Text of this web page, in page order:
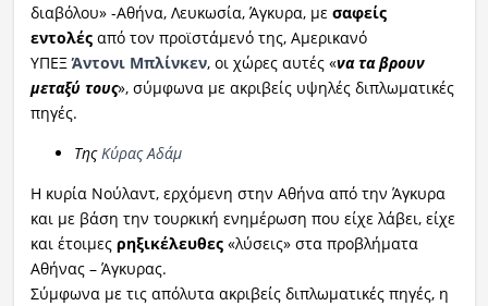
διαβόλου» -Αθήνα, Λευκωσία, Άγκυρα, με σαφείς
εντολέςαπό τον προϊστάμενό της, Αμερικανό
ΥΠΕΞΆντονι Μπλίνκεν, οι χώρες αυτές «να τα βρουν
μεταξύ τους», σύμφωνα με ακριβείς υψηλές διπλωματικές
πηγές.
ΤηςΚύρας Αδάμ
Η κυρία Νούλαντ, ερχόμενη στην Αθήνα από την Άγκυρα
και με βάση την τουρκική ενημέρωση που είχε λάβει, είχε
και έτοιμες ρηξικέλευθες«λύσεις» στα προβλήματα
Αθήνας – Άγκυρας.
Σύμφωνα με τις απόλυτα ακριβείς διπλωματικές πηγές, η